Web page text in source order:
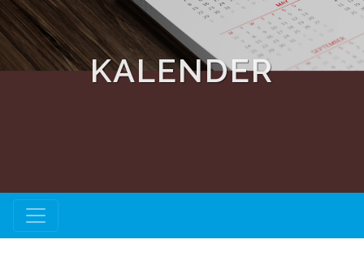
KALENDER